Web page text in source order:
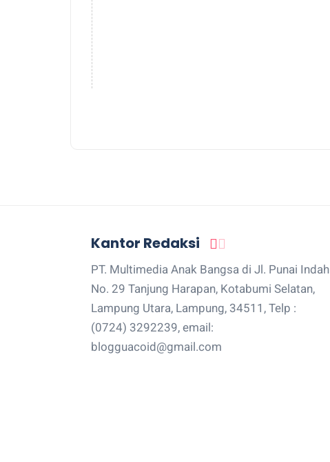
Kantor Redaksi
PT. Multimedia Anak Bangsa di Jl. Punai Indah
No. 29 Tanjung Harapan, Kotabumi Selatan,
Lampung Utara, Lampung, 34511, Telp :
(0724) 3292239, email:
blogguacoid@gmail.com